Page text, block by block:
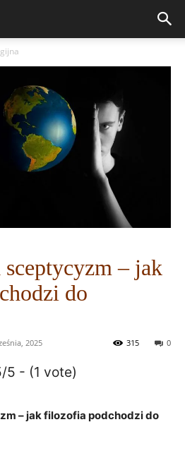
– jak
do
2025 0
315
5 - (1 vote)
– jak filozofia podchodzi do